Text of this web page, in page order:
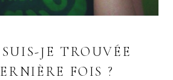
JE TROUVÉE
FOIS ?